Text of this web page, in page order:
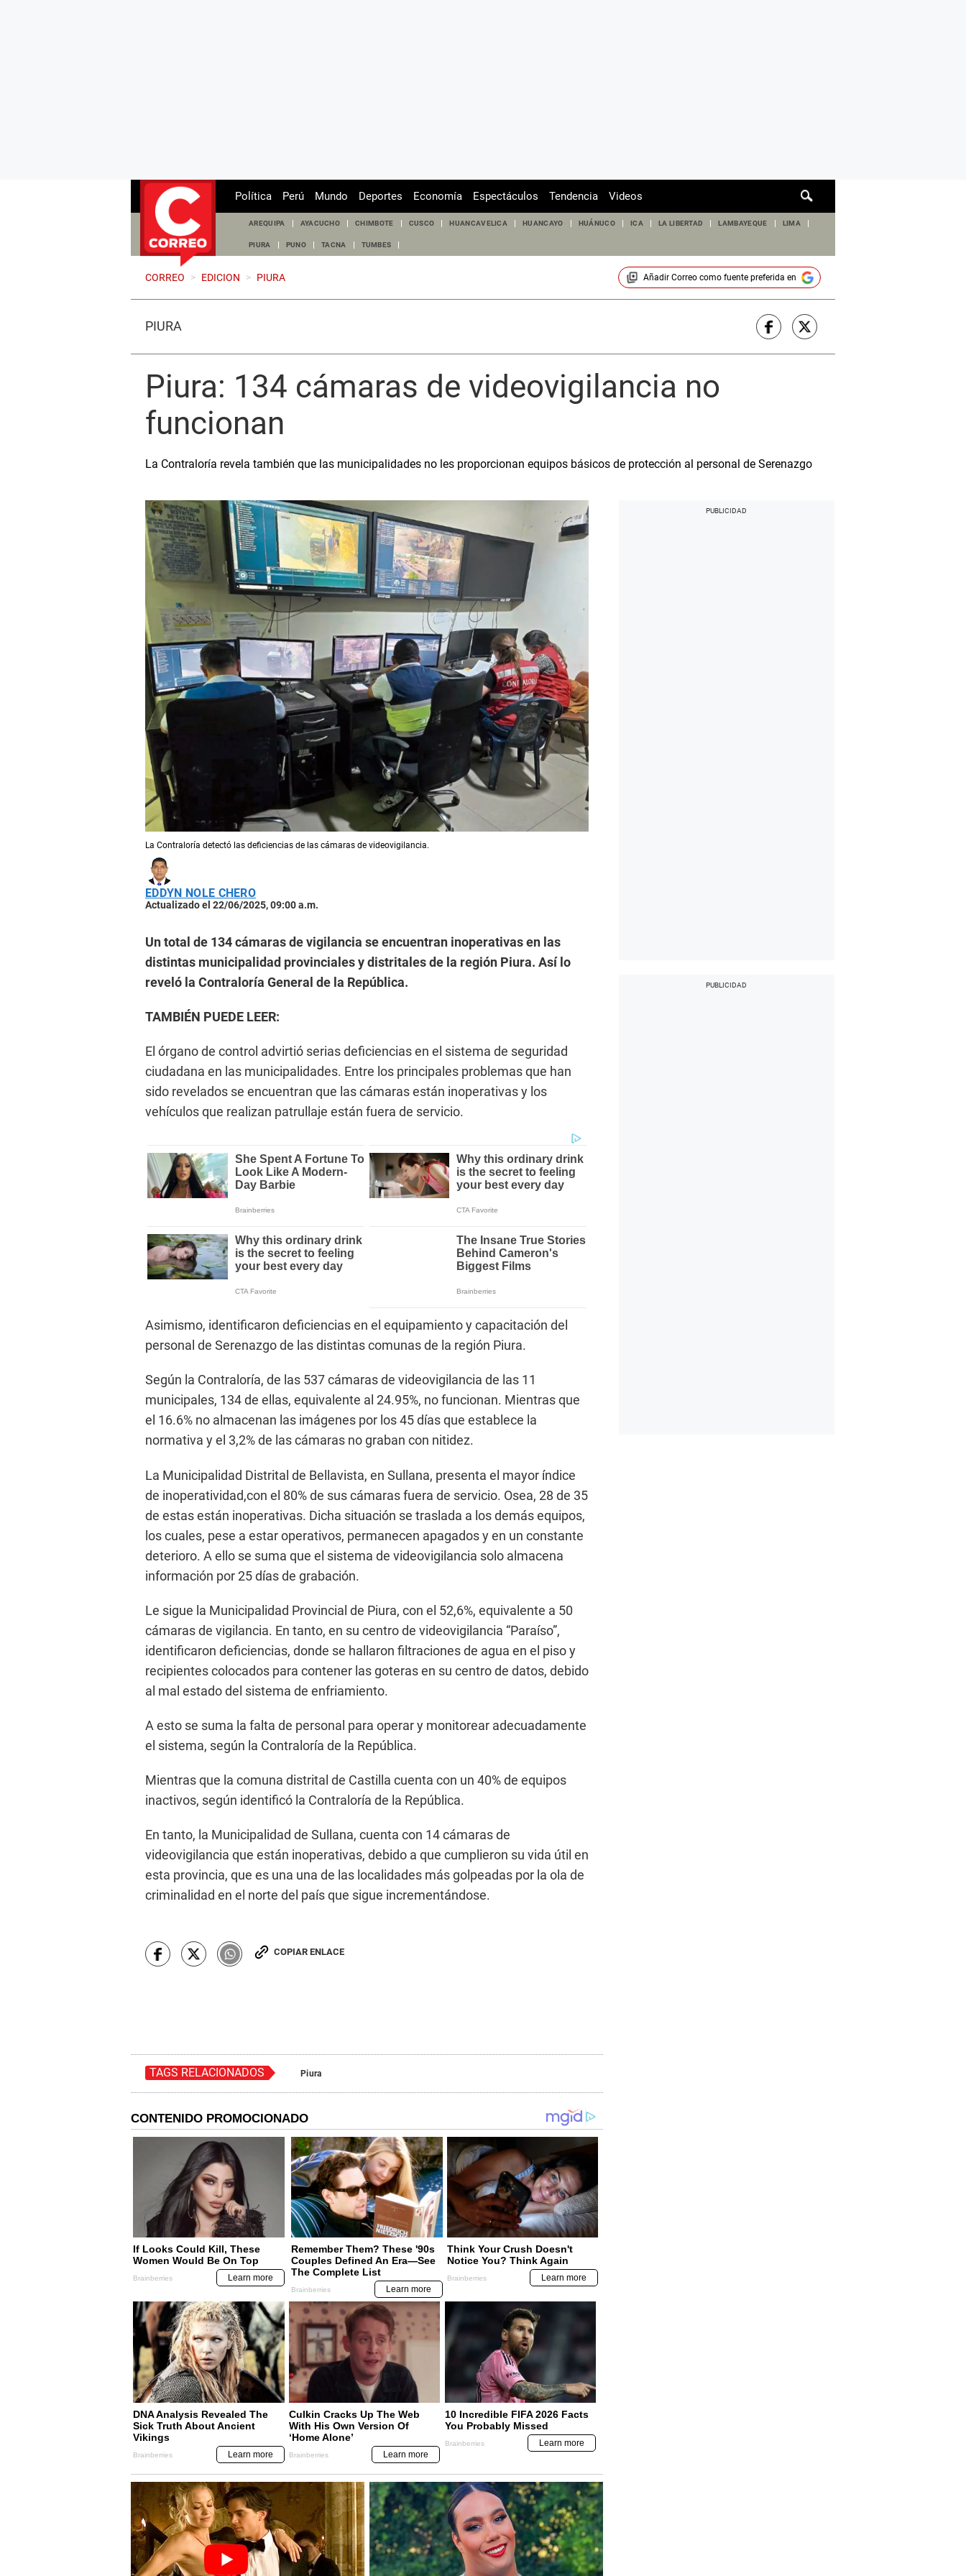
de
Política Perú Mundo Deportes Economía Espectáculos Tendencia Videos
AREQUIPA AYACUCHO CHIMBOTE CUSCO HUANCAVELICA HUANCAYO HUÁNUCO ICA LA LIBERTAD LAMBAYEQUE LIMA
PIURA PUNO TACNA TUMBES
CORREO > EDICION > PIURA Añadir Correocomo fuente preferida en
PIURA
Piura: 134 cámaras de videovigilancia no
funcionan
La Contraloría revela también que las municipalidades no les proporcionan equipos básicos de protección al personal de Serenazgo
La Contraloría detectó las deficiencias de las cámaras de videovigilancia.
EDDYN NOLE CHERO
Actualizado el 22/06/2025, 09:00 a.m.
Un total de 134 cámaras de vigilancia se encuentran inoperativas en las
distintas municipalidad provinciales y distritales de la región Piura. Así lo
reveló la Contraloría General de la República.
TAMBIÉN PUEDE LEER:
El órgano de control advirtió serias deficiencias en el sistema de seguridad
ciudadana en las municipalidades. Entre los principales problemas que han
sido revelados se encuentran que las cámaras están inoperativas y los
vehículos que realizan patrullaje están fuera de servicio.
Asimismo, identificaron deficiencias en el equipamiento y capacitación del
personal de Serenazgo de las distintas comunas de la región Piura.
Según la Contraloría, de las 537 cámaras de videovigilancia de las 11
municipales, 134 de ellas, equivalente al 24.95%, no funcionan. Mientras que
el 16.6% no almacenan las imágenes por los 45 días que establece la
normativa y el 3,2% de las cámaras no graban con nitidez.
La Municipalidad Distrital de Bellavista, en Sullana, presenta el mayor índice
de inoperatividad,con el 80% de sus cámaras fuera de servicio. Osea, 28 de 35
de estas están inoperativas. Dicha situación se traslada a los demás equipos,
los cuales, pese a estar operativos, permanecen apagados y en un constante
deterioro. A ello se suma que el sistema de videovigilancia solo almacena
información por 25 días de grabación.
Le sigue la Municipalidad Provincial de Piura, con el 52,6%, equivalente a 50
cámaras de vigilancia. En tanto, en su centro de videovigilancia “Paraíso”,
identificaron deficiencias, donde se hallaron filtraciones de agua en el piso y
recipientes colocados para contener las goteras en su centro de datos, debido
al mal estado del sistema de enfriamiento.
A esto se suma la falta de personal para operar y monitorear adecuadamente
el sistema, según la Contraloría de la República.
Mientras que la comuna distrital de Castilla cuenta con un 40% de equipos
inactivos, según identificó la Contraloría de la República.
En tanto, la Municipalidad de Sullana, cuenta con 14 cámaras de
videovigilancia que están inoperativas, debido a que cumplieron su vida útil en
esta provincia, que es una una de las localidades más golpeadas por la ola de
criminalidad en el norte del país que sigue incrementándose.
COPIAR ENLACE
TAGS RELACIONADOS Piura